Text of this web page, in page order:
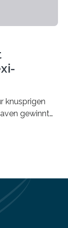
knusprigen
gewinnt
Nuggets”
und
der
“Flexi-
die